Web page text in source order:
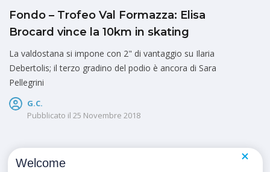
Fondo – Trofeo Val Formazza: Elisa
Brocard vince la 10km in skating
La valdostana si impone con 2" di vantaggio su Ilaria
Debertolis; il terzo gradino del podio è ancora di Sara
Pellegrini
G.C.
Pubblicato il 25 Novembre 2018
Welcome